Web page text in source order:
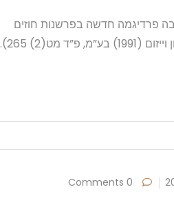
פרדיגמה חדשה בפרשנות חוזים
בישראל (ע”א 4628/93 מדינת ישראל נ’ אפרופים שיכון וייזום (1991) בע”מ, פ”ד מט(2) 265).